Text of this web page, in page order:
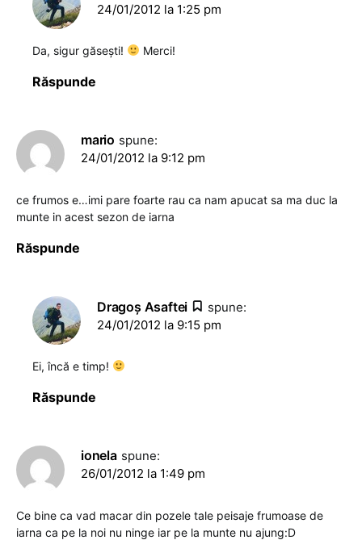
24/01/2012 la 1:25 pm
Da, sigur găsești! Merci!
Răspunde
mario spune:
24/01/2012 la 9:12 pm
ce frumos e…imi pare foarte rau ca nam apucat sa ma duc la
munte in acest sezon de iarna
Răspunde
Dragoş Asaftei
spune:
24/01/2012 la 9:15 pm
Ei, încă e timp!
Răspunde
ionela spune:
26/01/2012 la 1:49 pm
Ce bine ca vad macar din pozele tale peisaje frumoase de
iarna ca pe la noi nu ninge iar pe la munte nu ajung:D